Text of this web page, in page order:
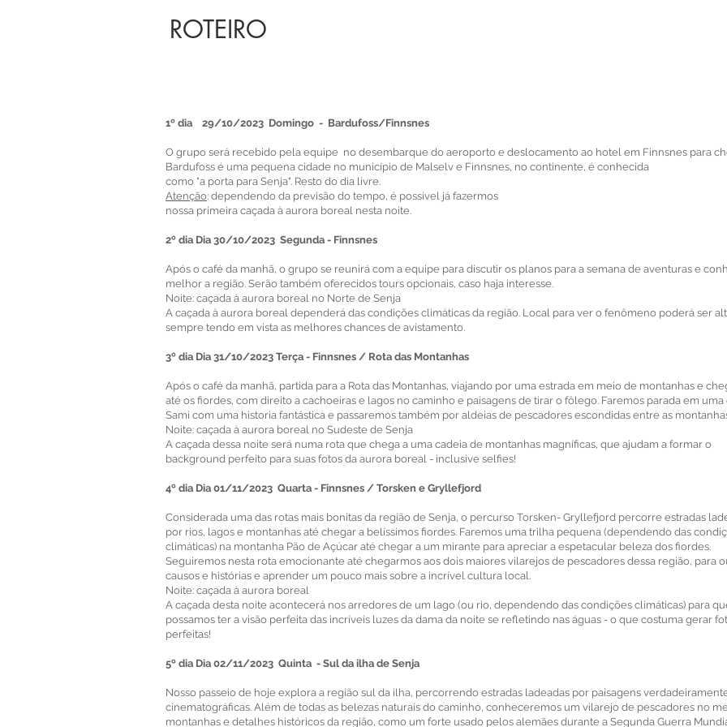
ROTEIRO
1º dia 29/10/2023 Domingo - Bardufoss/Finnsnes
O grupo será recebido pela equipe no desembarque do aeroporto e deslocamento ao hotel em Finnsnes para
Bardufoss é uma pequena cidade no município de Malselv e Finnsnes, no continente, é conhecida
como "a porta para Senja". Resto do dia livre.
Atenção: dependendo da previsão do tempo, é possível já fazermos
nossa primeira caçada à aurora boreal nesta noite.
2º dia Dia 30/10/2023 Segunda - Finnsnes
Após o café da manhã, o grupo se reunirá com a equipe para discutir os planos para a semana de aventuras e
melhor a região. Serão também oferecidos tours opcionais, caso haja interesse.
Noite: caçada à aurora boreal no Norte de Senja
A caçada à aurora boreal dependerá das condições climáticas da região. Local para ver o fenômeno poderá ser
sempre tendo em vista as melhores chances de avistamento.
3º dia Dia 31/10/2023 Terça - Finnsnes / Rota das Montanhas
Após o café da manhã, partida para a Rota das Montanhas, viajando por uma estrada em meio de montanhas e
até os fiordes, com direito a cachoeiras e lagos no caminho e paisagens de tirar o fôlego. Faremos parada em uma
Sami com uma historia fantástica e passaremos também por aldeias de pescadores escondidas entre as
Noite: caçada à aurora boreal no Sudeste de Senja
A caçada dessa noite será numa rota que chega a uma cadeia de montanhas magníficas, que ajudam a formar o
background perfeito para suas fotos da aurora boreal - inclusive selfies!
4º dia Dia 01/11/2023 Quarta - Finnsnes / Torsken e Gryllefjord
Considerada uma das rotas mais bonitas da região de Senja, o percurso Torsken- Gryllefjord percorre estradas
por rios, lagos e montanhas até chegar a belíssimos fiordes. Faremos uma trilha pequena (dependendo das
climáticas) na montanha Pão de Açúcar até chegar a um mirante para apreciar a espetacular beleza dos fiordes.
Seguiremos nesta rota emocionante até chegarmos aos dois maiores vilarejos de pescadores dessa região, para
causos e histórias e aprender um pouco mais sobre a incrível cultura local.
Noite: caçada à aurora boreal
A caçada desta noite acontecerá nos arredores de um lago (ou rio, dependendo das condições climáticas) para
possamos ter a visão perfeita das incríveis luzes da dama da noite se refletindo nas águas - o que costuma gerar
perfeitas!
5º dia Dia 02/11/2023 Quinta - Sul da ilha de Senja
Nosso passeio de hoje explora a região sul da ilha, percorrendo estradas ladeadas por paisagens
cinematográficas. Além de todas as belezas naturais do caminho, conheceremos um vilarejo de pescadores no
montanhas e detalhes históricos da região, como um forte usado pelos alemães durante a Segunda Guerra